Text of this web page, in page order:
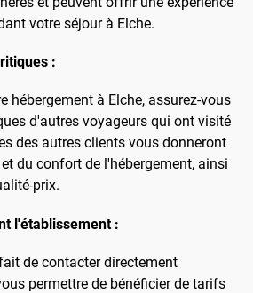
votre séjour à Elche.
:
hébergement à Elche, assurez-vous
d'autres voyageurs qui ont visité
des autres clients vous donneront
du confort de l'hébergement, ainsi
prix.
l'établissement :
de contacter directement
permettre de bénéficier de tarifs